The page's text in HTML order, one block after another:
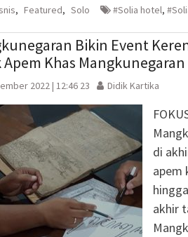
(Membuka
di
yang
baru)
di
jendela
baru)
, Featured, Solo #Solia hotel,
Bikin Event
Apem Khas
2022 | 12:46 23 Didik Kartika
di
apem
akhir